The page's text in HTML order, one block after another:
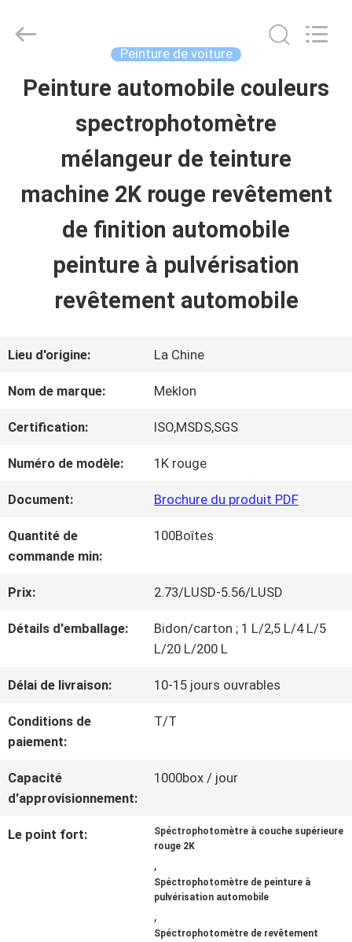
APERÇU
PRODUITS
VIDÉOS
PROPOS
VISITE
D'USINE
CONTRÔLE
DE
LA
QUALITÉ
CONTACT
NOUVELLES
DEMANDE
DE
Meklon
Peinture de voiture
Peinture automobile couleurs
spectrophotomètre
mélangeur de teinture
machine 2K rouge revêtement
de finition automobile
peinture à pulvérisation
revêtement automobile
Lieu d'origine: La Chine
Nom de marque: Meklon
Certification: ISO,MSDS,SGS
Numéro de modèle: 1K rouge
Document: Brochure du produit PDF
Quantité de
commande min:
100Boîtes
Prix: 2.73/LUSD-5.56/LUSD
Détails d'emballage:
Bidon/carton ; 1 L/2,5 L/4 L/5
L/20 L/200 L
Délai de livraison: 10-15 jours ouvrables
Conditions de
paiement:
T/T
Capacité
d'approvisionnement:
1000box / jour
Le point fort:
Spéctrophotomètre à couche supérieure
rouge 2K
,
Spéctrophotomètre de peinture à
pulvérisation automobile
,
Spéctrophotomètre de revêtement